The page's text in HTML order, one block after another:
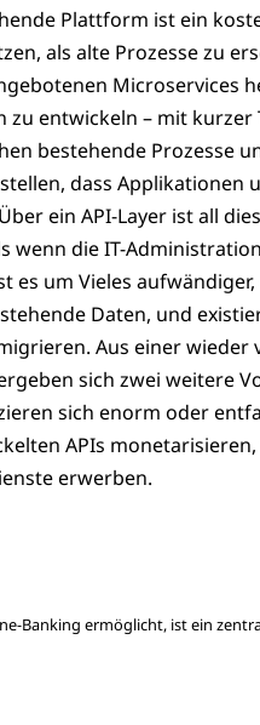
Plattform ist ein
als alte Prozesse zu
Microservices
zu entwickeln – mit
bestehende Prozesse
dass Applikationen
ein API-Layer ist all
die IT-
um Vieles aufwändiger,
Daten, und
Aus einer
sich zwei weitere
sich enorm oder
APIs
erwerben.
Banking ermöglicht, ist ein